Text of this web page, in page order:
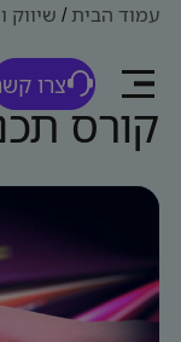
צרו
עמוד הבית/ שיווק
קורס